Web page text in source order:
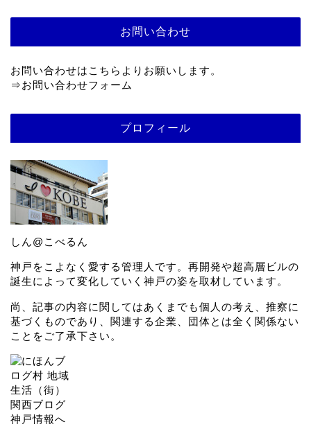
お問い合わせ
お問い合わせはこちらよりお願いします。
⇒お問い合わせフォーム
プロフィール
しん@こべるん
神戸をこよなく愛する管理人です。再開発や超高層ビルの
誕生によって変化していく神戸の姿を取材しています。
尚、記事の内容に関してはあくまでも個人の考え、推察に
基づくものであり、関連する企業、団体とは全く関係ない
ことをご了承下さい。